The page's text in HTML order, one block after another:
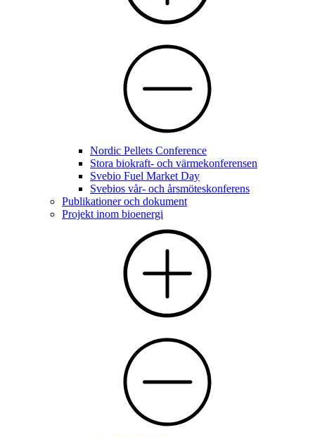
Nordic Pellets Conference
Stora biokraft- och värmekonferensen
Svebio Fuel Market Day
Svebios vår- och årsmöteskonferens
Publikationer och dokument
Projekt inom bioenergi